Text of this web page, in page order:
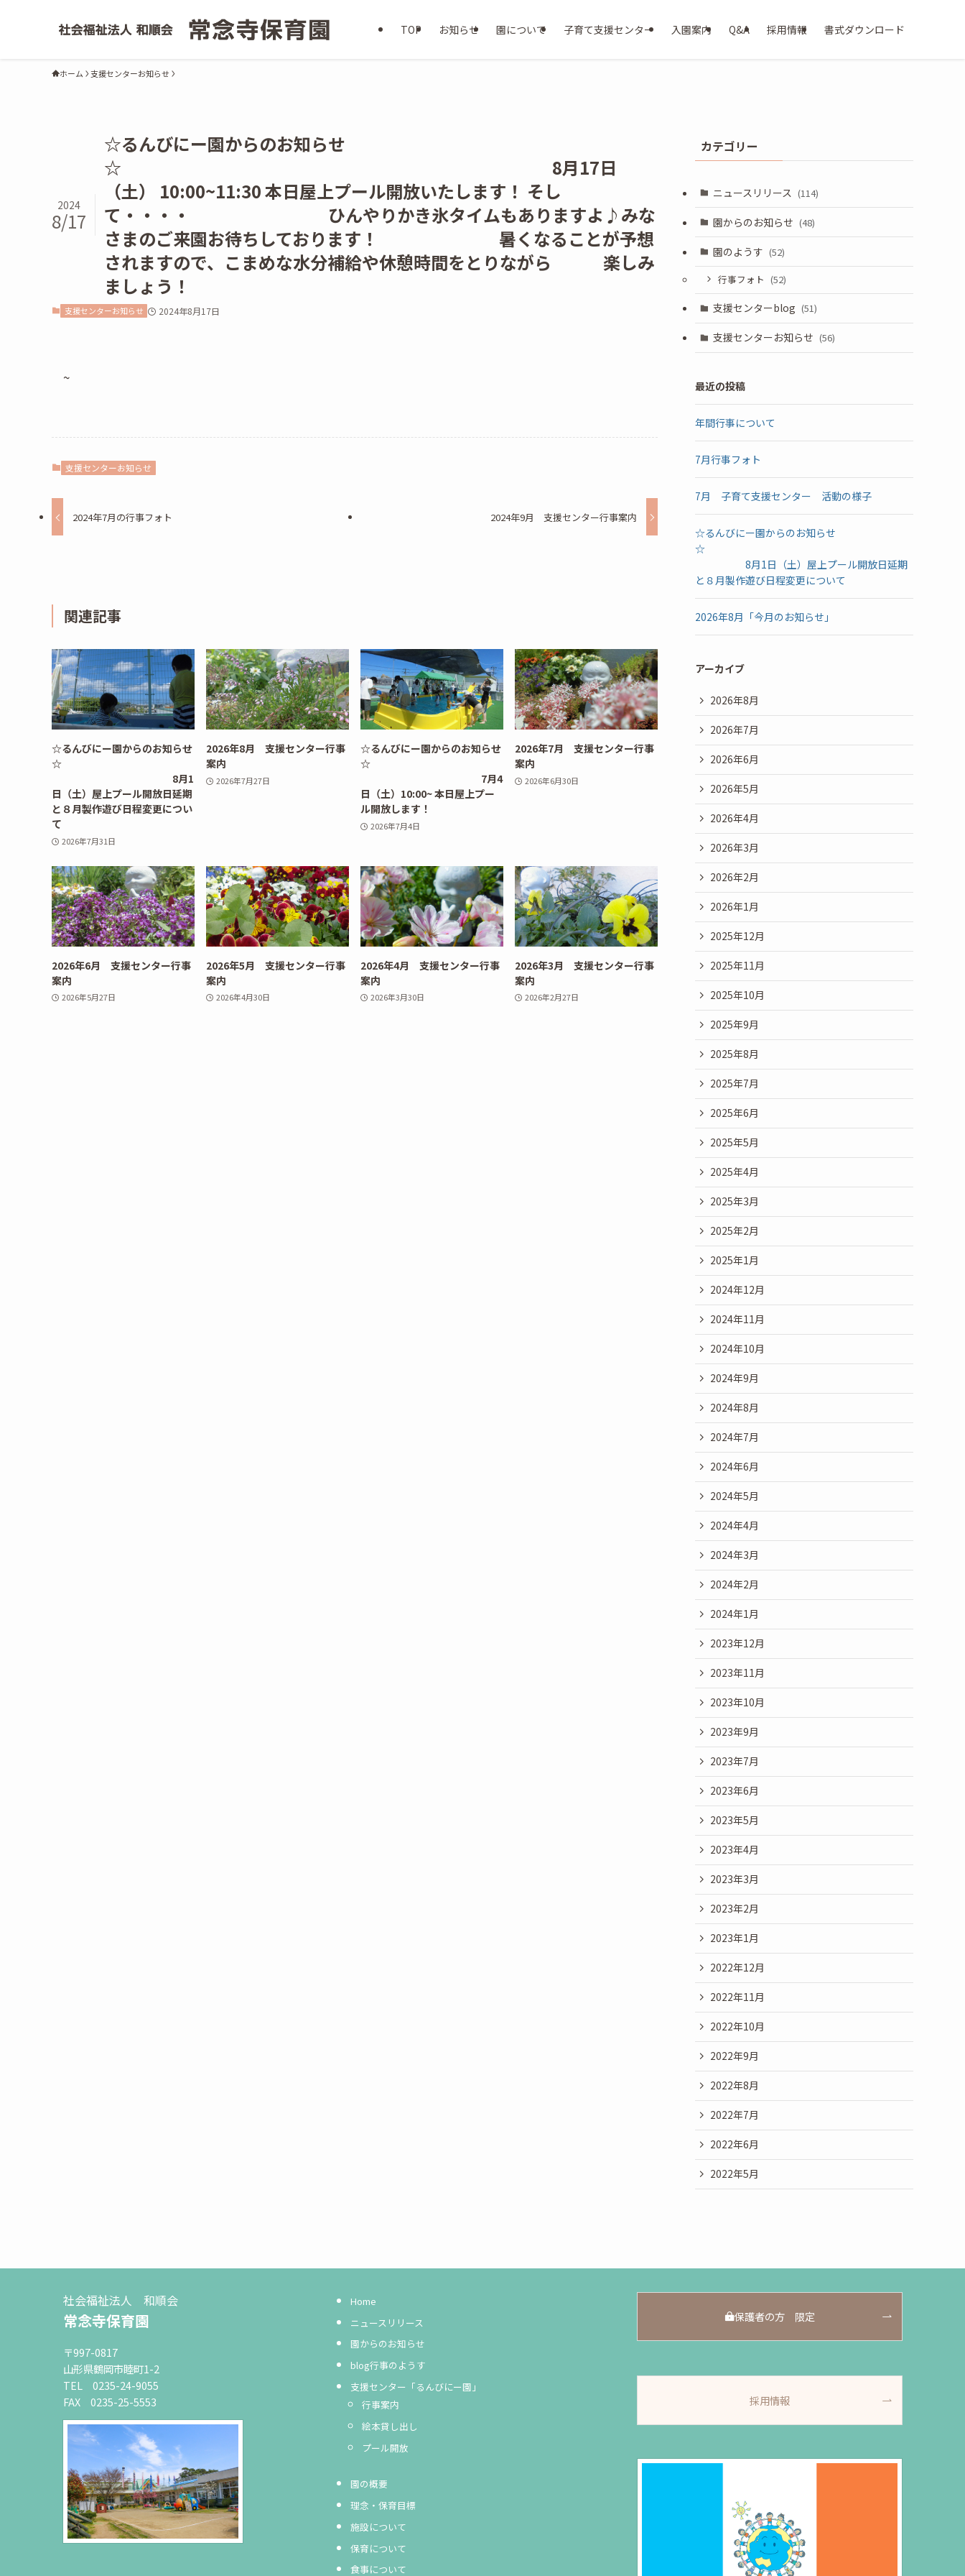
TOP お知らせ 園について 子育て支援センター 入園案内 Q&A 採用情報 書式ダウンロード
ホーム 支援センターお知らせ
☆るんびにー園からのお知らせ
☆ 8月17日
（土） 10:00~11:30 本日屋上プール開放いたします！ そし
て・・・・ ひんやりかき氷タイムもありますよ♪みな
さまのご来園お待ちしております！ 暑くなることが予想
されますので、こまめな水分補給や休憩時間をとりながら 楽しみ
ましょう！
2024
8/17
支援センターお知らせ 2024年8月17日
~
支援センターお知らせ
2024年7月の行事フォト 2024年9月 支援センター行事案内
関連記事
☆るんびにー園からのお知らせ
☆
8月1
日（土）屋上プール開放日延期
と８月製作遊び日程変更につい
て
2026年7月31日
2026年8月 支援センター行事
案内
2026年7月27日
☆るんびにー園からのお知らせ
☆
7月4
日（土）10:00~ 本日屋上プー
ル開放します！
2026年7月4日
2026年7月 支援センター行事
案内
2026年6月30日
2026年6月 支援センター行事
案内
2026年5月27日
2026年5月 支援センター行事
案内
2026年4月30日
2026年4月 支援センター行事
案内
2026年3月30日
2026年3月 支援センター行事
案内
2026年2月27日
カテゴリー
ニュースリリース (114)
園からのお知らせ (48)
園のようす (52)
行事フォト (52)
支援センターblog (51)
支援センターお知らせ (56)
最近の投稿
年間行事について
7月行事フォト
7月 子育て支援センター 活動の様子
☆るんびにー園からのお知らせ
☆
8月1日（土）屋上プール開放日延期
と８月製作遊び日程変更について
2026年8月「今月のお知らせ」
アーカイブ
2026年8月
2026年7月
2026年6月
2026年5月
2026年4月
2026年3月
2026年2月
2026年1月
2025年12月
2025年11月
2025年10月
2025年9月
2025年8月
2025年7月
2025年6月
2025年5月
2025年4月
2025年3月
2025年2月
2025年1月
2024年12月
2024年11月
2024年10月
2024年9月
2024年8月
2024年7月
2024年6月
2024年5月
2024年4月
2024年3月
2024年2月
2024年1月
2023年12月
2023年11月
2023年10月
2023年9月
2023年7月
2023年6月
2023年5月
2023年4月
2023年3月
2023年2月
2023年1月
2022年12月
2022年11月
2022年10月
2022年9月
2022年8月
2022年7月
2022年6月
2022年5月
社会福祉法人 和順会
常念寺保育園
〒997-0817
山形県鶴岡市睦町1-2
TEL 0235-24-9055
FAX 0235-25-5553
Home
ニュースリリース
園からのお知らせ
blog行事のようす
支援センター「るんびにー園」
行事案内
絵本貸し出し
プール開放
園の概要
理念・保育目標
施設について
保育について
食事について
保護者の方 限定
採用情報